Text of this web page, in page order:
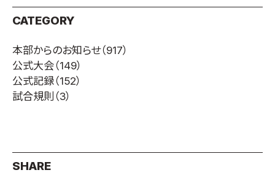
CATEGORY
本部からのお知らせ（917）
公式大会（149）
公式記録（152）
試合規則 （3）
SHARE